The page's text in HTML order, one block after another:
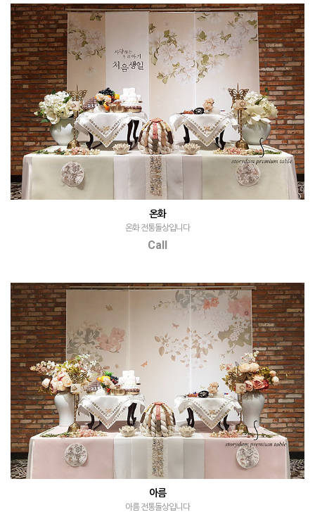
온화
온화 전통돌상입니다
Call
아름
아름 전통돌상입니다